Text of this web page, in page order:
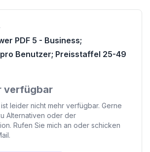
PDF 5 - Business;
Benutzer; Preisstaffel 25-49
verfügbar
leider nicht mehr verfügbar. Gerne
Alternativen oder der
Rufen Sie mich an oder schicken